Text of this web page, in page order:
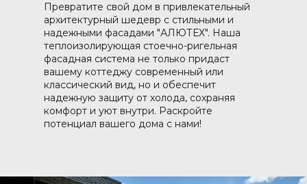
Превратите свой дом в привлекательный
архитектурный шедевр с стильными и
надежными фасадами "АЛЮТЕХ". Наша
теплоизолирующая стоечно-ригельная
фасадная система не только придаст
вашему коттеджу современный или
классический вид, но и обеспечит
надежную защиту от холода, сохраняя
комфорт и уют внутри. Раскройте
потенциал вашего дома с нами!